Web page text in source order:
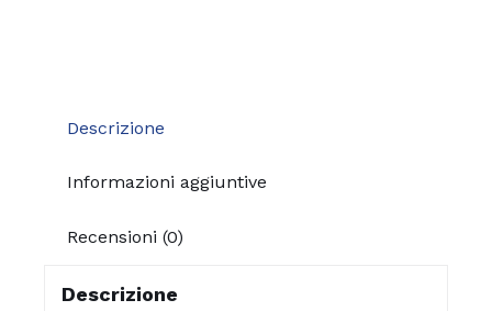
Descrizione
Informazioni aggiuntive
Recensioni (0)
Descrizione